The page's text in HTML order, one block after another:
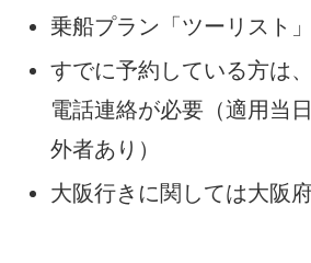
乗船プラン「ツーリスト
すでに予約している方は
電話連絡が必要（適用当
外者あり）
大阪行きに関しては大阪